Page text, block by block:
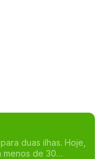
duas ilhas. Hoje,
menos de 30